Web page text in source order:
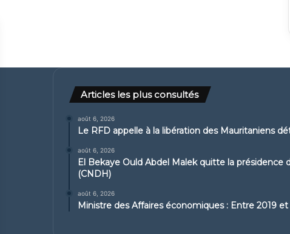
Articles les plus consultés
août 6, 2026
Le RFD appelle à la libération des Mauritaniens
août 6, 2026
El Bekaye Ould Abdel Malek quitte la
(CNDH)
août 6, 2026
Ministre des Affaires économiques : Entre 2019